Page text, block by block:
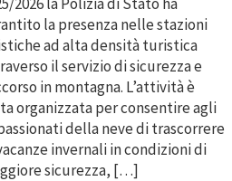
la presenza nelle stazioni
ad alta densità turistica
il servizio di sicurezza e
in montagna. L’attività è
organizzata per consentire agli
della neve di trascorrere
invernali in condizioni di
sicurezza, […]